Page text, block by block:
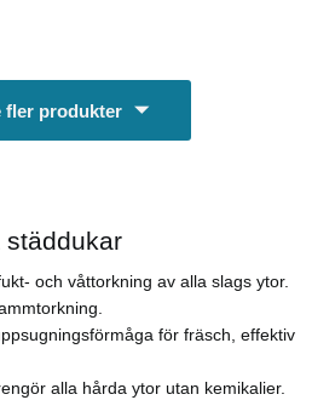
fler produkter
städdukar
och våttorkning av alla slags ytor.
för fräsch, effektiv
alla hårda ytor utan kemikalier.